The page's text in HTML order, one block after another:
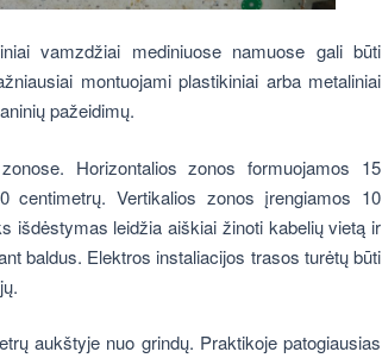
vamzdžiai mediniuose namuose gali būti
montuojami plastikiniai arba metaliniai
pažeidimų.
Horizontalios zonos formuojamos 15
Vertikalios zonos įrengiamos 10
išdėstymas leidžia aiškiai žinoti kabelių vietą ir
baldus. Elektros instaliacijos trasos turėtų būti
aukštyje nuo grindų. Praktikoje patogiausias